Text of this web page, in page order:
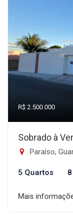
R$ 2.500.000
Sobrado à
Paraíso,
5 Quartos
Mais